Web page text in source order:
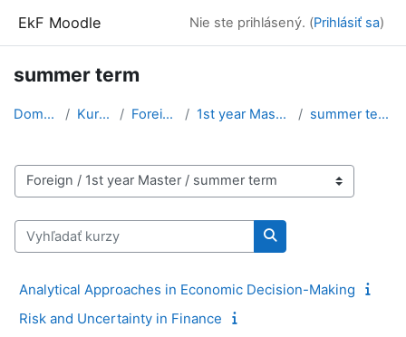
EkF Moodle Nie ste prihlásený. (Prihlásiť sa)
summer term
Domov Kurzy Foreign 1st year Master summer term
Kategórie kurzov
Vyhľadať kurzy
Vyhľadať kurzy
Analytical Approaches in Economic Decision-Making
Risk and Uncertainty in Finance